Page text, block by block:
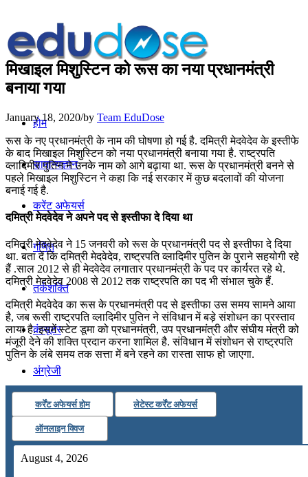
होम
सामान्यज्ञान
करेंट अफेयर्स
गणित
तर्कशक्ति
कंप्यूटर
अंग्रेजी
मॉक टेस्ट
टुडेज जीके
मिखाइल मिशुस्टिन को रूस का नया प्रधानमंत्री
बनाया गया
January 18, 2020/by Team EduDose
रूस के नए प्रधानमंत्री के नाम की घोषणा हो गई है. दमित्री मेदवेदेव के इस्तीफे
के बाद मिखाइल मिशुस्टिन को नया प्रधानमंत्री बनाया गया है. राष्ट्रपति
व्लादिमीर पुतिन ने उनके नाम को आगे बढ़ाया था. रूस के प्रधानमंत्री बनने से
पहले मिखाइल मिशुस्टिन ने कहा कि नई सरकार में कुछ बदलावों की योजना
बनाई गई है.
दमित्री मेदवेदेव ने अपने पद से इस्तीफा दे दिया था
दमित्री मेदवेदेव ने 15 जनवरी को रूस के प्रधानमंत्री पद से इस्तीफा दे दिया
था. बता दें कि दमित्री मेदवेदेव, राष्ट्रपति व्लादिमीर पुतिन के पुराने सहयोगी रहे
हैं .साल 2012 से ही मेदवेदेव लगातार प्रधानमंत्री के पद पर कार्यरत रहे थे.
दमित्री मेदवेदेव 2008 से 2012 तक राष्ट्रपति का पद भी संभाल चुके हैं.
दमित्री मेदवेदेव का रूस के प्रधानमंत्री पद से इस्तीफा उस समय सामने आया
है, जब रूसी राष्ट्रपति व्लादिमीर पुतिन ने संविधान में बड़े संशोधन का प्रस्ताव
लाया है. इसमें स्टेट डूमा को प्रधानमंत्री, उप प्रधानमंत्री और संघीय मंत्री को
मंजूरी देने की शक्ति प्रदान करना शामिल है. संविधान में संशोधन से राष्ट्रपति
पुतिन के लंबे समय तक सत्ता में बने रहने का रास्ता साफ हो जाएगा.
कर्रेंट अफेयर्स होम लेटेस्ट कर्रेंट अफेयर्स
ऑनलाइन क्विज
August 4, 2026